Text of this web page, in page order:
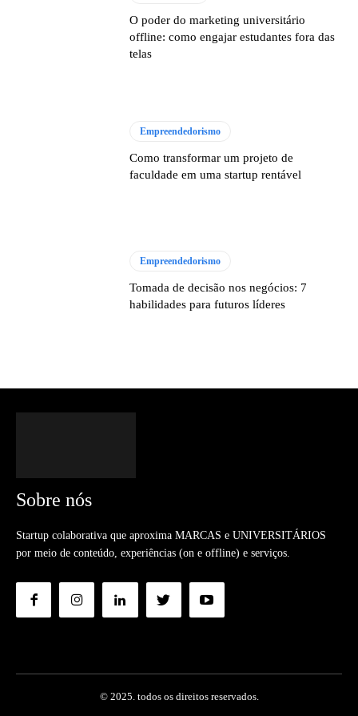
O poder do marketing universitário
offline: como engajar estudantes fora das
telas
Empreendedorismo
Como transformar um projeto de
faculdade em uma startup rentável
Empreendedorismo
Tomada de decisão nos negócios: 7
habilidades para futuros líderes
Sobre nós
Startup colaborativa que aproxima MARCAS e UNIVERSITÁRIOS
por meio de conteúdo, experiências (on e offline) e serviços.
© 2025. todos os direitos reservados.